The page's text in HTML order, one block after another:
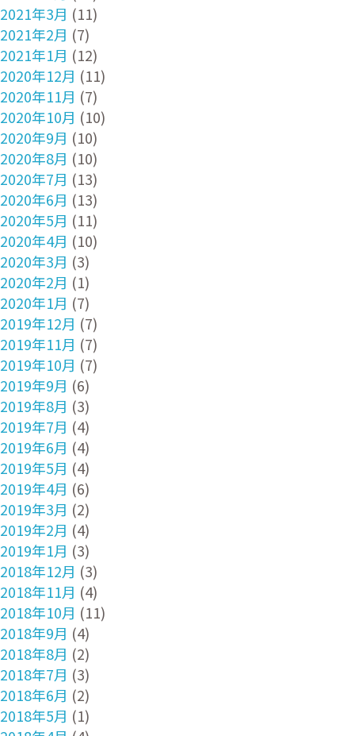
2021年3月 (11)
2021年2月 (7)
2021年1月 (12)
2020年12月 (11)
2020年11月 (7)
2020年10月 (10)
2020年9月 (10)
2020年8月 (10)
2020年7月 (13)
2020年6月 (13)
2020年5月 (11)
2020年4月 (10)
2020年3月 (3)
2020年2月 (1)
2020年1月 (7)
2019年12月 (7)
2019年11月 (7)
2019年10月 (7)
2019年9月 (6)
2019年8月 (3)
2019年7月 (4)
2019年6月 (4)
2019年5月 (4)
2019年4月 (6)
2019年3月 (2)
2019年2月 (4)
2019年1月 (3)
2018年12月 (3)
2018年11月 (4)
2018年10月 (11)
2018年9月 (4)
2018年8月 (2)
2018年7月 (3)
2018年6月 (2)
2018年5月 (1)